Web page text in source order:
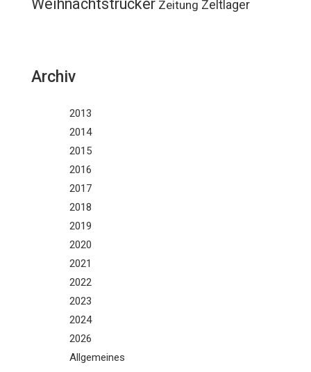
Weihnachtstrucker Zeitung Zeltlager
Archiv
2013
2014
2015
2016
2017
2018
2019
2020
2021
2022
2023
2024
2026
Allgemeines